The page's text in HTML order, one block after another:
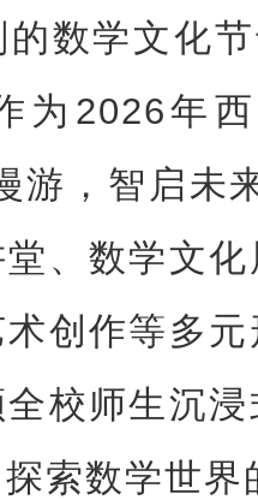
数学文化
为2026年
游，智启未
、数学文
创作等多
校师生沉
索数学世界